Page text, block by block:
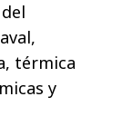
térmica
y